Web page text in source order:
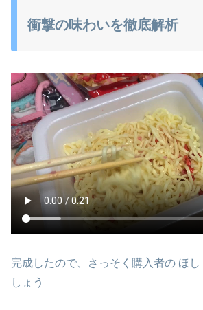
衝撃の味わいを徹底解析
完成したので、さっそく購入者の ほし
しょう